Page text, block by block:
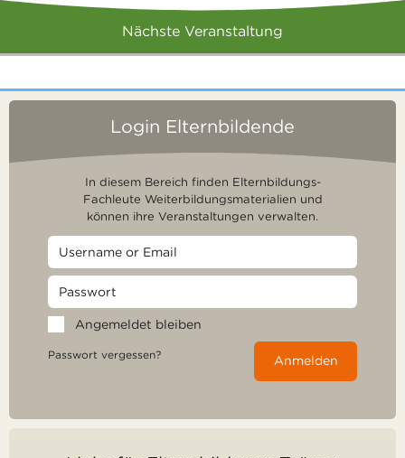
Nächste Veranstaltung
Login Elternbildende
In diesem Bereich finden Elternbildungs-
Fachleute Weiterbildungsmaterialien und
können ihre Veranstaltungen verwalten.
Angemeldet bleiben
Passwort vergessen? Anmelden